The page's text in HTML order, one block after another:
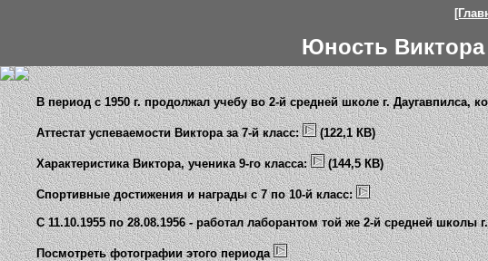
Юность
В период с 1950 г. продолжал учебу во 2-й средней школе г. Даугавпилса,
Аттестат успеваемости Виктора за 7-й класс: (122,1 КВ)
Характеристика Виктора, ученика 9-го класса: (144,5 КВ)
Спортивные достижения и награды с 7 по 10-й класс:
С 11.10.1955 по 28.08.1956 - работал лаборантом той же 2-й средней школы
Посмотреть фотографии этого периода